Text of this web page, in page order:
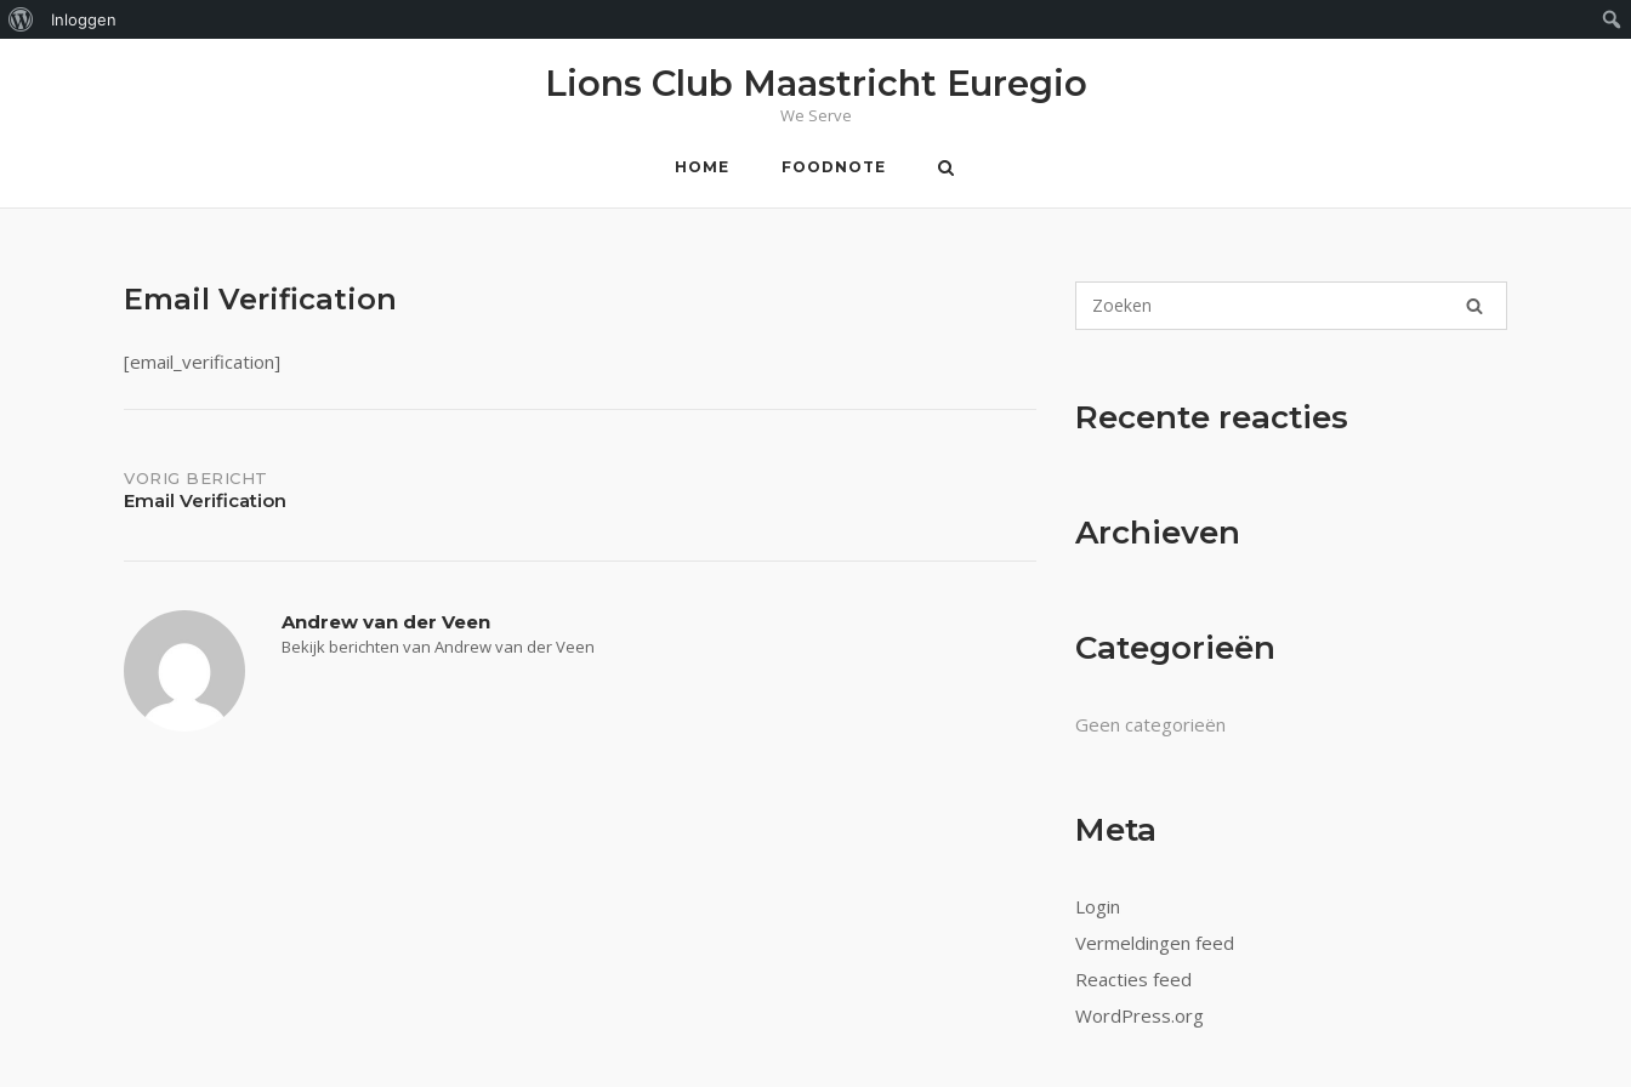
Over
Inloggen
Lions Club Maastricht Euregio
We Serve
HOME FOODNOTE
Email Verification
[email_verification]
Bericht
VORIG BERICHT
Email Verification
Andrew van der Veen
Bekijk berichten van Andrew van der Veen
Recente reacties
Archieven
Categorieën
Geen categorieën
Meta
Login
Vermeldingen feed
Reacties feed
WordPress.org